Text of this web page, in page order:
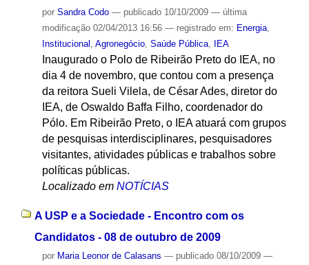
por Sandra Codo — publicado10/10/2009 — última
modificação02/04/2013 16:56 — registrado em: Energia,
Institucional
Agronegócio, Saúde Pública, IEA
Inaugurado o Polo de Ribeirão Preto do IEA, no
dia 4 de novembro, que contou com a presença
da reitora Sueli Vilela, de César Ades, diretor do
IEA, de Oswaldo Baffa Filho, coordenador do
Pólo. Em Ribeirão Preto, o IEA atuará com grupos
de pesquisas interdisciplinares, pesquisadores
visitantes, atividades públicas e trabalhos sobre
políticas públicas.
Localizado em NOTÍCIAS
A USP e a Sociedade - Encontro com os
Candidatos - 08 de outubro de 2009
por Maria Leonor de Calasans — publicado08/10/2009 —